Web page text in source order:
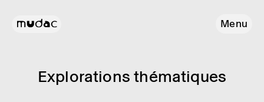
Menu
Explo­ra­tions théma­tiques